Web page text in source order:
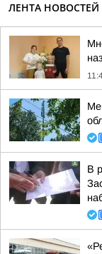
ЛЕНТА НОВОСТЕЙ
В